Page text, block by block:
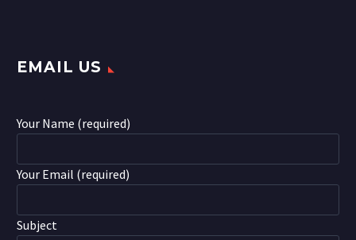
EMAIL US
Your Name (required)
Your Email (required)
Subject